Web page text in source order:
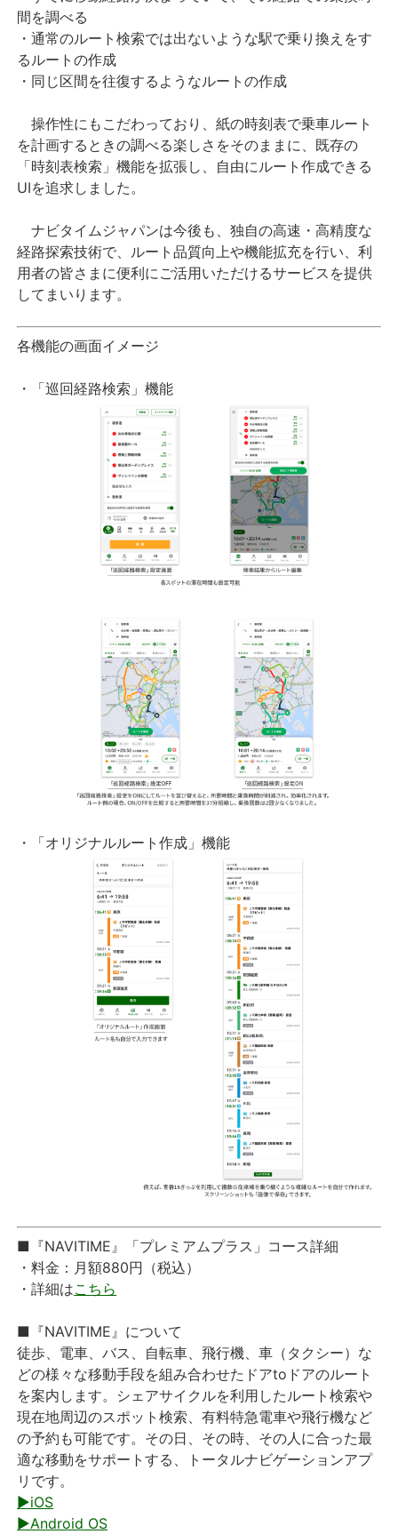
間を調べる
・通常のルート検索では出ないような駅で乗り換えをす
るルートの作成
・同じ区間を往復するようなルートの作成
操作性にもこだわっており、紙の時刻表で乗車ルート
を計画するときの調べる楽しさをそのままに、既存の
「時刻表検索」機能を拡張し、自由にルート作成できる
UIを追求しました。
ナビタイムジャパンは今後も、独自の高速・高精度な
経路探索技術で、ルート品質向上や機能拡充を行い、利
用者の皆さまに便利にご活用いただけるサービスを提供
してまいります。
各機能の画面イメージ
・「巡回経路検索」機能
・「オリジナルルート作成」機能
■『NAVITIME』「プレミアムプラス」コース詳細
・料金：月額880円（税込）
・詳細はこちら
■『NAVITIME』について
徒歩、電車、バス、自転車、飛行機、車（タクシー）な
どの様々な移動手段を組み合わせたドアtoドアのルート
を案内します。シェアサイクルを利用したルート検索や
現在地周辺のスポット検索、有料特急電車や飛行機など
の予約も可能です。その日、その時、その人に合った最
適な移動をサポートする、トータルナビゲーションアプ
リです。
▶iOS
▶Android OS